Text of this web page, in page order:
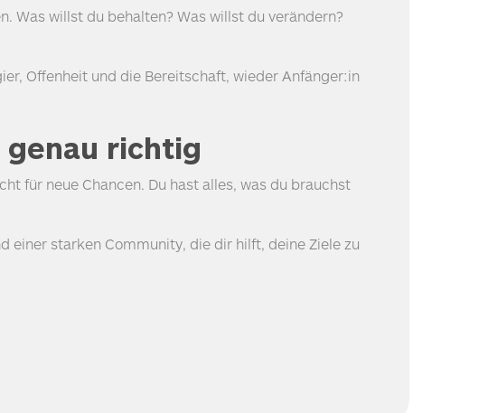
Was willst du behalten? Was willst du verändern?
Offenheit und die Bereitschaft, wieder Anfänger:in
richtig
für neue Chancen. Du hast alles, was du brauchst
einer starken Community, die dir hilft, deine Ziele zu